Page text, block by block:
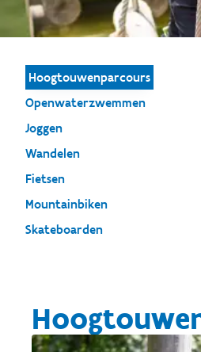
Hoogtouwenparcours
Openwaterzwemmen
Joggen
Wandelen
Fietsen
Mountainbiken
Skateboarden